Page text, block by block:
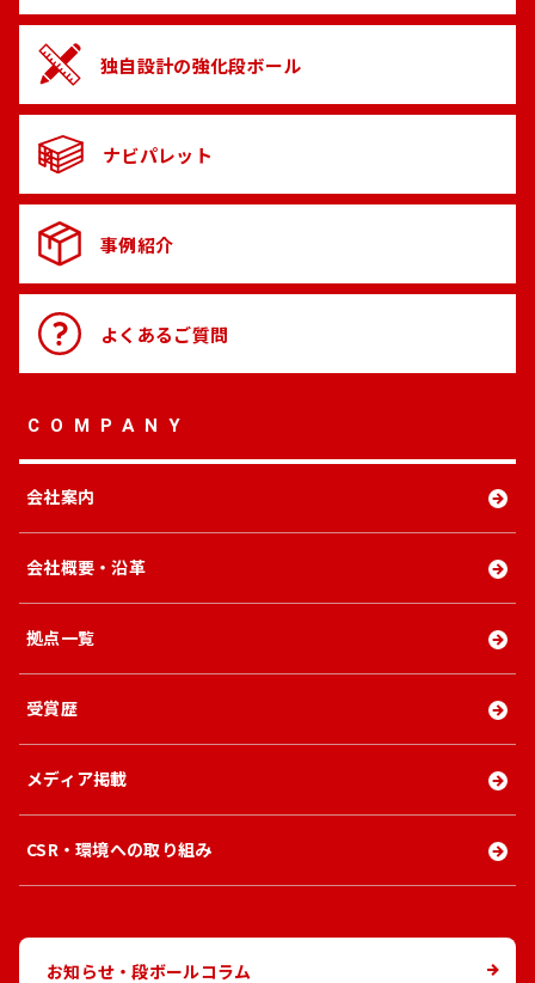
独自設計の強化段ボール
ナビパレット
事例紹介
よくあるご質問
COMPANY
会社案内
会社概要・沿革
拠点一覧
受賞歴
メディア掲載
CSR・環境への取り組み
お知らせ・段ボールコラム